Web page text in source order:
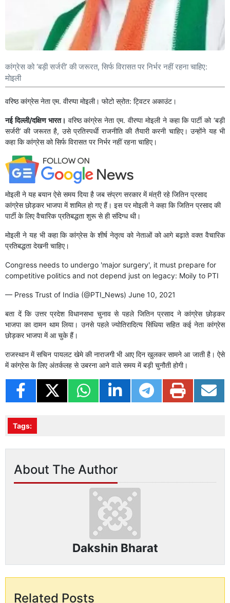
कांग्रेस को ‘बड़ी सर्जरी’ की जरूरत, सिर्फ विरासत पर निर्भर नहीं रहना चाहिए:
मोइली
वरिष्ठ कांग्रेस नेता एम. वीरप्पा मोइली। फोटो स्रोत: ट्विटर अकाउंट।
नई दिल्ली/दक्षिण भारत। वरिष्ठ कांग्रेस नेता एम. वीरप्पा मोइली ने कहा कि पार्टी को ‘बड़ी
सर्जरी’ की जरूरत है, उसे प्रतिस्पर्धी राजनीति की तैयारी करनी चाहिए। उन्होंने यह भी
कहा कि कांग्रेस को सिर्फ विरासत पर निर्भर नहीं रहना चाहिए।
मोइली ने यह बयान ऐसे समय दिया है जब संप्रग सरकार में मंत्री रहे जितिन प्रसाद
कांग्रेस छोड़कर भाजपा में शामिल हो गए हैं। इस पर मोइली ने कहा कि जितिन प्रसाद की
पार्टी के लिए वैचारिक प्रतिबद्धता शुरू से ही संदिग्ध थी।
मोइली ने यह भी कहा कि कांग्रेस के शीर्ष नेतृत्व को नेताओं को आगे बढ़ाते वक्त वैचारिक
प्रतिबद्धता देखनी चाहिए।
Congress needs to undergo 'major surgery', it must prepare for
competitive politics and not depend just on legacy: Moily to PTI
— Press Trust of India (@PTI_News) June 10, 2021
बता दें कि उत्तर प्रदेश विधानसभा चुनाव से पहले जितिन प्रसाद ने कांग्रेस छोड़कर
भाजपा का दामन थाम लिया। उनसे पहले ज्योतिरादित्य सिंधिया सहित कई नेता कांग्रेस
छोड़कर भाजपा में आ चुके हैं।
राजस्थान में सचिन पायलट खेमे की नाराजगी भी आए दिन खुलकर सामने आ जाती है। ऐसे
में कांग्रेस के लिए अंतर्कलह से उबरना आने वाले समय में बड़ी चुनौती होगी।
Tags:
About The Author
Dakshin Bharat
Related Posts